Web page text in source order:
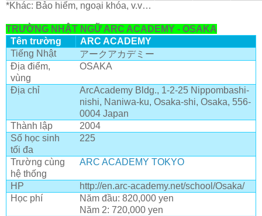
*Khác: Bảo hiểm, ngoại khóa, v.v…
TRƯỜNG NHẬT NGỮ ARC ACADEMY - OSAKA
Tên trường
ARC ACADEMY
Tiếng Nhật
アークアカデミー
Địa điểm,
vùng
OSAKA
Địa chỉ
ArcAcademy Bldg., 1-2-25 Nippombashi-
nishi, Naniwa-ku, Osaka-shi, Osaka, 556-
0004 Japan
Thành lập
2004
Số học sinh
tối đa
225
Trường cùng
hệ thống
ARC ACADEMY TOKYO
HP
http://en.arc-academy.net/school/Osaka/
Học phí
Năm đầu: 820,000 yen
Năm 2: 720,000 yen